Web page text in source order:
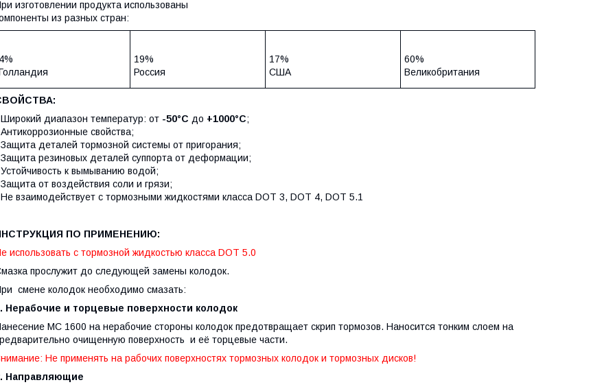
изготовлении продукта использованы
из разных стран:
4%
19%
Россия
17%
США
60%
Великобритания
диапазон температур: от -50°С до +1000°С;
свойства;
деталей тормозной системы от пригорания;
резиновых деталей суппорта от деформации;
к вымыванию водой;
от воздействия соли и грязи;
взаимодействует с тормозными жидкостями класса DOT 3, DOT 4, DOT 5.1
ПО ПРИМЕНЕНИЮ:
использовать с тормозной жидкостью класса DOT 5.0
прослужит до следующей замены колодок.
смене колодок необходимо смазать:
Нерабочие и торцевые поверхности колодок
МС 1600 на нерабочие стороны колодок предотвращает скрип тормозов. Наносится тонким слоем на
очищенную поверхность и её торцевые части.
Не применять на рабочих поверхностях тормозных колодок и тормозных дисков!
Направляющие